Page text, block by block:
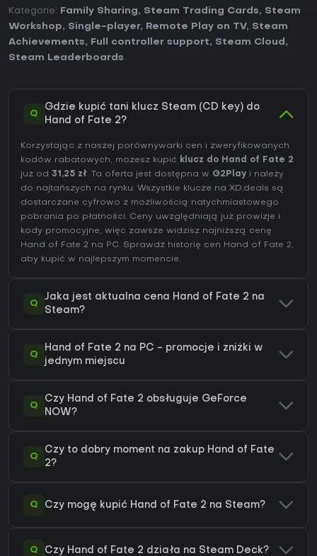
Kategorie:
Family Sharing, Steam Trading Cards, Steam
Workshop, Single-player, Remote Play on TV, Steam
Achievements, Full controller support, Steam Cloud ,
Steam Leaderboards.
Q
Gdzie kupić tani klucz Steam (CD key) do
Hand of Fate 2?
Korzystając z naszej porównywarki cen i zweryfikowanych
kodów rabatowych, możesz kupić klucz do Hand of Fate 2
już od 31,25 zł. Ta oferta jest dostępna w G2Play i należy
do najtańszych na rynku. Wszystkie klucze na XD.deals są
dostarczane cyfrowo z możliwością natychmiastowego
pobrania po płatności. Ceny uwzględniają już prowizje i
kody promocyjne, więc zawsze widzisz najniższą cenę
Hand of Fate 2 na PC. Sprawdź historię cen Hand of Fate 2,
aby kupić w najlepszym momencie.
Q
Jaka jest aktualna cena Hand of Fate 2 na
Steam?
Q
Hand of Fate 2 na PC - promocje i zniżki w
jednym miejscu
Q
Czy Hand of Fate 2 obsługuje GeForce
NOW?
Q
Czy to dobry moment na zakup Hand of Fate
2?
Q Czy mogę kupić Hand of Fate 2 na Steam?
Q Czy Hand of Fate 2 działa na Steam Deck?